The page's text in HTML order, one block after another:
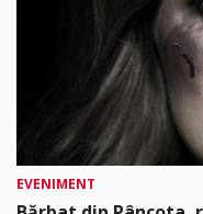
EVENIMENT